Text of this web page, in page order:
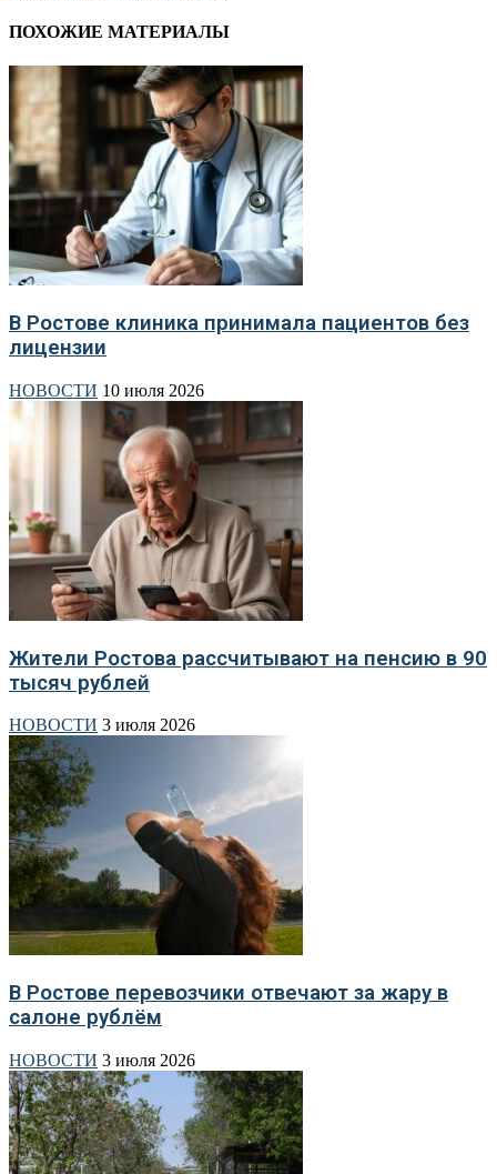
ПОХОЖИЕ МАТЕРИАЛЫ
В Ростове клиника принимала пациентов без
лицензии
НОВОСТИ 10 июля 2026
Жители Ростова рассчитывают на пенсию в 90
тысяч рублей
НОВОСТИ 3 июля 2026
В Ростове перевозчики отвечают за жару в
салоне рублём
НОВОСТИ 3 июля 2026